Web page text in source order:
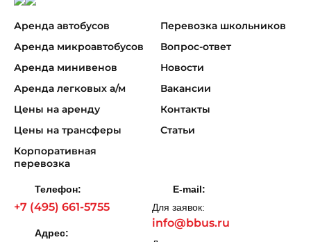
Аренда автобусов
Аренда микроавтобусов
Аренда минивенов
Аренда легковых а/м
Цены на аренду
Цены на трансферы
Корпоративная
перевозка
Перевозка школьников
Вопрос-ответ
Новости
Вакансии
Контакты
Статьи
Телефон:
+7 (495) 661-5755
Адрес:
E-mail:
Для заявок:
info@bbus.ru